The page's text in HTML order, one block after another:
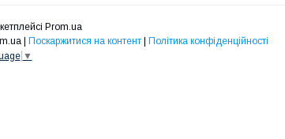
Prom.ua
Інтернет магазин моделей дитячих залізниць - MelnykModels.com.ua | Поскаржитися на контент | Політика конфіденційності
▼